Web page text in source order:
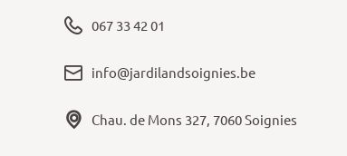
067 33 42 01
info@jardilandsoignies.be
Chau. de Mons 327, 7060 Soignies